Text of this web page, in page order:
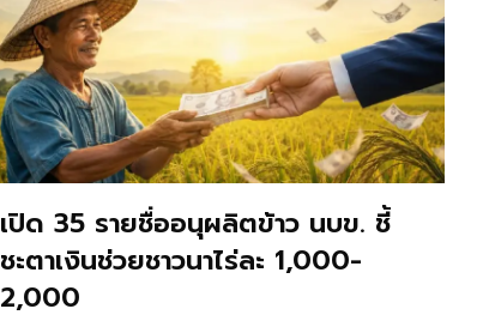
เปิด 35 รายชื่ออนุผลิตข้าว นบข. ชี้
ชะตาเงินช่วยชาวนาไร่ละ 1,000-
2,000